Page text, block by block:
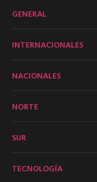
GENERAL
INTERNACIONALES
NACIONALES
NORTE
SUR
TECNOLOGÍA